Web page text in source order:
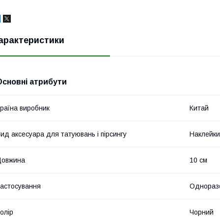
атрибути
виробник Китай
аксесуара для татуювань і пірсингу
10 см
Чорний